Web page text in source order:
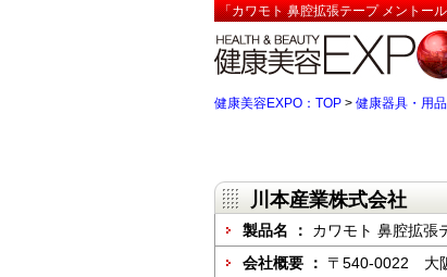
「カワモト 鼻腔拡張テープ メントー
健康美容EXPO：TOP > 健康器具・用品
川本産業株式会社
製品名 ： カワモト 鼻腔拡張
会社概要 ： 〒540-0022 大